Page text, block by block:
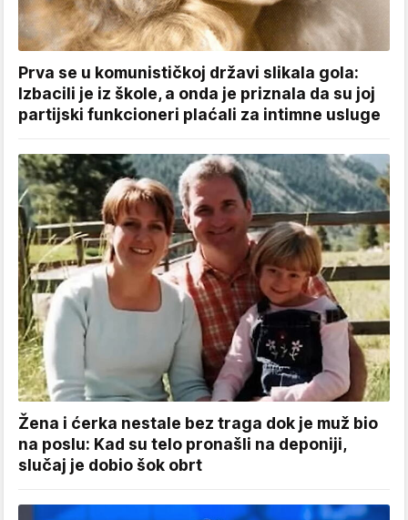
Prva se u komunističkoj državi slikala gola:
Izbacili je iz škole, a onda je priznala da su joj
partijski funkcioneri plaćali za intimne usluge
Žena i ćerka nestale bez traga dok je muž bio
na poslu: Kad su telo pronašli na deponiji,
slučaj je dobio šok obrt